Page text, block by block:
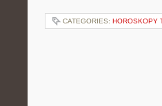
CATEGORIES: HOROSKOPY